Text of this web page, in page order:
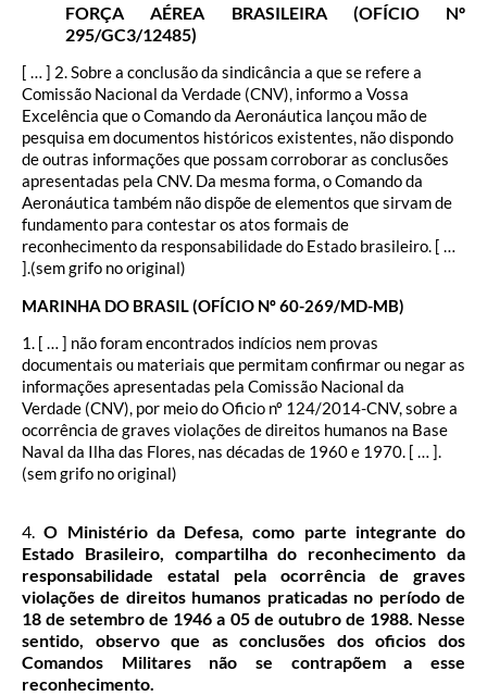
FORÇA AÉREA BRASILEIRA (OFÍCIO Nº
295/GC3/12485)
[ … ] 2. Sobre a conclusão da sindicância a que se refere a
Comissão Nacional da Verdade (CNV), informo a Vossa
Excelência que o Comando da Aeronáutica lançou mão de
pesquisa em documentos históricos existentes, não dispondo
de outras informações que possam corroborar as conclusões
apresentadas pela CNV. Da mesma forma, o Comando da
Aeronáutica também não dispõe de elementos que sirvam de
fundamento para contestar os atos formais de
reconhecimento da responsabilidade do Estado brasileiro. [ …
].(sem grifo no original)
MARINHA DO BRASIL (OFÍCIO Nº 60-269/MD-MB)
1. [ … ] não foram encontrados indícios nem provas
documentais ou materiais que permitam confirmar ou negar as
informações apresentadas pela Comissão Nacional da
Verdade (CNV), por meio do Oficio nº 124/2014-CNV, sobre a
ocorrência de graves violações de direitos humanos na Base
Naval da Ilha das Flores, nas décadas de 1960 e 1970. [ … ].
(sem grifo no original)
4.O Ministério da Defesa, como parte integrante do
Estado Brasileiro, compartilha do reconhecimento da
responsabilidade estatal pela ocorrência de graves
violações de direitos humanos praticadas no período de
18 de setembro de 1946 a 05 de outubro de 1988. Nesse
sentido, observo que as conclusões dos oficios dos
Comandos Militares não se contrapõem a esse
reconhecimento.